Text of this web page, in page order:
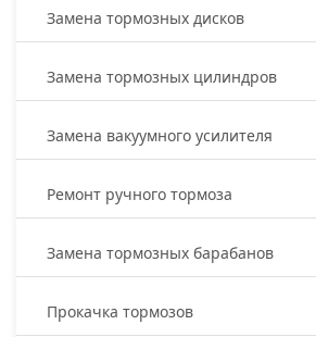
Замена тормозных дисков
Замена тормозных цилиндров
Замена вакуумного усилителя
Ремонт ручного тормоза
Замена тормозных барабанов
Прокачка тормозов